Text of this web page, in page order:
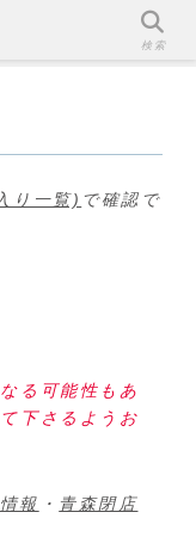
り一覧) で確認で
る可能性もあ
下さるようお
報 ・ 青森閉店
検索